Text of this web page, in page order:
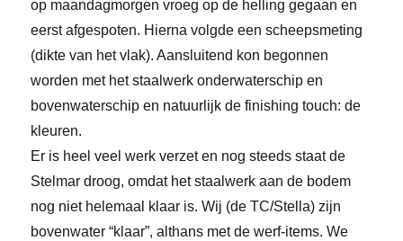
op maandagmorgen vroeg op de helling gegaan en
eerst afgespoten. Hierna volgde een scheepsmeting
(dikte van het vlak). Aansluitend kon begonnen
worden met het staalwerk onderwaterschip en
bovenwaterschip en natuurlijk de finishing touch: de
kleuren.
Er is heel veel werk verzet en nog steeds staat de
Stelmar droog, omdat het staalwerk aan de bodem
nog niet helemaal klaar is. Wij (de TC/Stella) zijn
bovenwater “klaar”, althans met de werf-items. We